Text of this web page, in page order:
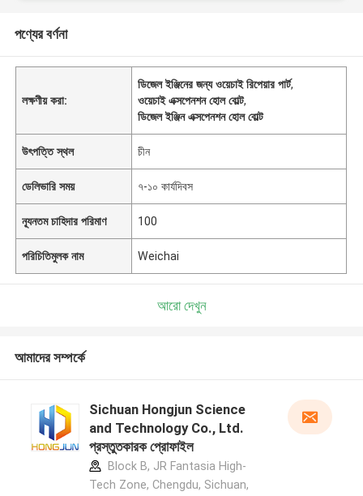
পণ্যের বর্ণনা
লক্ষণীয় করা:
ডিজেল ইঞ্জিনের জন্য ওয়েচাই রিপেয়ার পার্ট,
ওয়েচাই এক্সপেনশন হোল বোল্ট,
ডিজেল ইঞ্জিন এক্সপেনশন হোল বোল্ট
উৎপত্তি স্থল চীন
ডেলিভারি সময় ৭-১০ কার্যদিবস
ন্যূনতম চাহিদার পরিমাণ 100
পরিচিতিমুলক নাম Weichai
আরো দেখুন
আমাদের সম্পর্কে
Sichuan Hongjun Science
and Technology Co., Ltd.
প্রস্তুতকারক প্রোফাইল
Block B, JR Fantasia High-
Tech Zone, Chengdu, Sichuan,